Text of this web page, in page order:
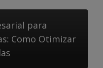
para
Como Otimizar